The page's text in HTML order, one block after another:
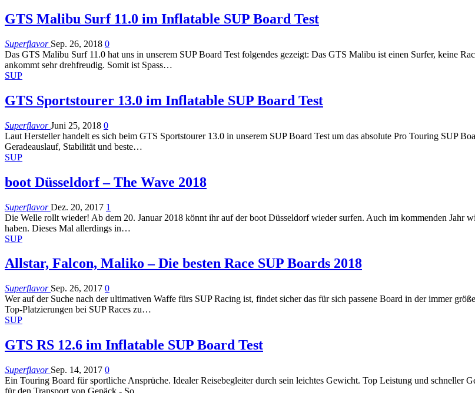
GTS Malibu Surf 11.0 im Inflatable SUP Board Test
Superflavor Sep. 26, 2018 0
Das GTS Malibu Surf 11.0 hat uns in unserem SUP Board Test folgendes gezeigt: Das GTS Malibu ist einen Surfer, keine
ankommt sehr drehfreudig. Somit ist Spass…
SUP
GTS Sportstourer 13.0 im Inflatable SUP Board Test
SuperflavorJuni 25, 2018 0
Laut Hersteller handelt es sich beim GTS Sportstourer 13.0 in unserem SUP Board Test um das absolute Pro Touring SUP
Geradeauslauf, Stabilität und beste…
SUP
boot Düsseldorf – The Wave 2018
SuperflavorDez. 20, 2017 1
Die Welle rollt wieder! Ab dem 20. Januar 2018 könnt ihr auf der boot Düsseldorf wieder surfen. Auch im kommenden Jahr
haben. Dieses Mal allerdings in…
SUP
Allstar, Falcon, Maliko – Die besten Race SUP Boards 2018
Superflavor Sep. 26, 2017 0
Wer auf der Suche nach der ultimativen Waffe fürs SUP Racing ist, findet sicher das für sich passene Board in der immer
Top-Platzierungen bei SUP Races zu…
SUP
GTS RS 12.6 im Inflatable SUP Board Test
Superflavor Sep. 14, 2017 0
Ein Touring Board für sportliche Ansprüche. Idealer Reisebegleiter durch sein leichtes Gewicht. Top Leistung und schneller